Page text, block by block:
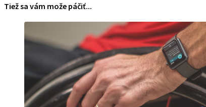
Tiež sa vám može páčiť...